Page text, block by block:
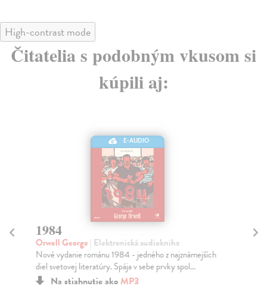
High-contrast mode
Čitatelia s podobným vkusom si
kúpili aj:
E-AUDIO
1984
Orwell George | Elektronická audiokniha
Nové vydanie románu 1984 - jedného z najznámejších
diel svetovej literatúry. Spája v sebe prvky spol...
Na stiahnutie akoMP3